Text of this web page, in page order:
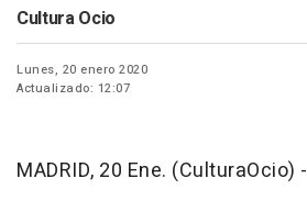
Cultura Ocio
Lunes, 20 enero 2020
Actualizado: 12:07
MADRID, 20 Ene. (CulturaOcio) -